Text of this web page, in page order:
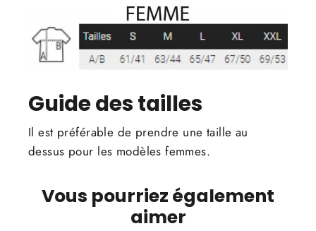
Guide des tailles
Il est préférable de prendre une taille au
dessus pour les modèles femmes.
Vous pourriez également
aimer